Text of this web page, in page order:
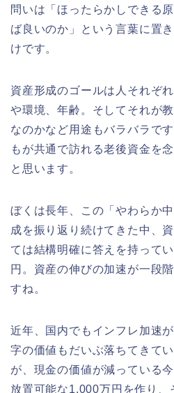
問いは「ほったらかしできる
ば良いのか」という言葉に置
けです。
資産形成のゴールは人それぞ
や環境、年齢。そしてそれが
なのかなど用途もバラバラで
もが共通で訪れる老後資金を
と思います。
ぼくは長年、この「やわらか
成を振り返り続けてきた中、
ては結構明確に答えを持って
円。資産の伸びの加速が一段
すね。
近年、国内でもインフレ加速
字の価値もだいぶ落ちてきて
が、現金の価値が減っている
放置可能な1,000万円を作り